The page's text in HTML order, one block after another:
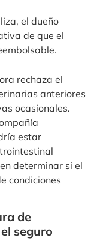
el dueño
de que el
rechaza el
anteriores
ocasionales.
estar
determinar si el
condiciones
de
seguro